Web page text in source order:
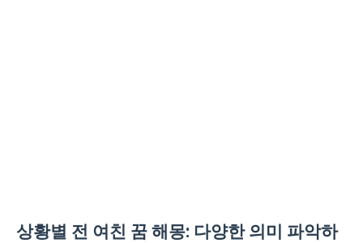
상황별 전 여친 꿈 해몽: 다양한 의미 파악하